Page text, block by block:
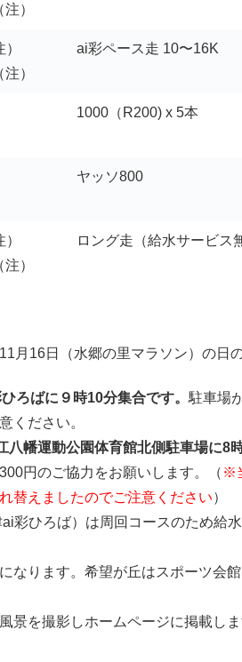
）
）
ai彩ペース走 10〜16K
1000（R200) x 5本
ヤッソ800
）
ロング走（給水サービス
月16日（水郷の里マラソン）の日
ろばに９時10分集合です。 駐車場
ください。
八幡運動公園体育館北側駐車場に8
円のご協力をお願いします。（ ※
替えましたのでご注意ください）
彩ひろば）は周回コースのため給
なります。希望が丘はスポーツ会
景を撮影しホームページに掲載しま